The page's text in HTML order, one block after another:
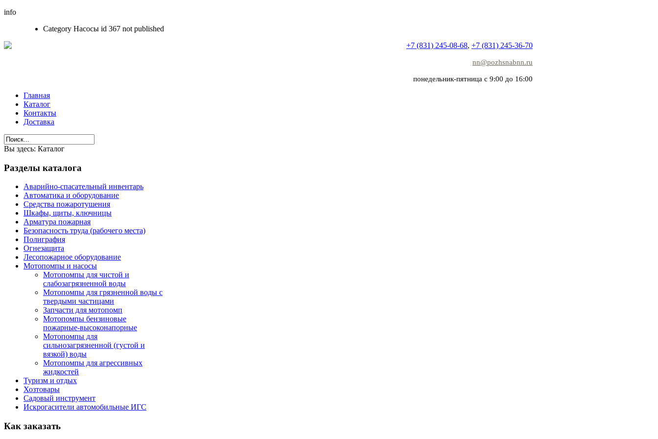
info
Category Насосы id 367 not published
+7 (831) 245-08-68, +7 (831) 245-36-70
nn@pozhsnabnn.ru
понедельник-пятница с 9:00 до 16:00
Главная
Каталог
Контакты
Доставка
Вы здесь: Каталог
Разделы каталога
Аварийно-спасательный инвентарь
Автоматика и оборудование
Средства пожаротушения
Шкафы, щиты, ключницы
Арматура пожарная
Безопасность труда (рабочего места)
Полиграфия
Огнезащита
Лесопожарное оборудование
Мотопомпы и насосы
Мотопомпы для чистой и
слабозагрязненной воды
Мотопомпы для грязненной воды с
твердыми частицами
Запчасти для мотопомп
Мотопомпы бензиновые
пожарные-высоконапорные
Мотопомпы для
сильнозагрязненной (густой и
вязкой) воды
Мотопомпы для агрессивных
жидкостей
Туризм и отдых
Хозтовары
Садовый инструмент
Искрогасители автомобильные ИГС
Как заказать